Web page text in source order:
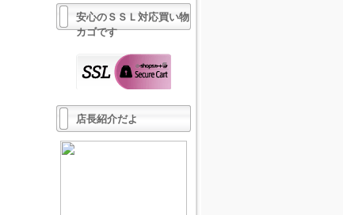
安心のＳＳＬ対応買い物
カゴです
店長紹介だよ